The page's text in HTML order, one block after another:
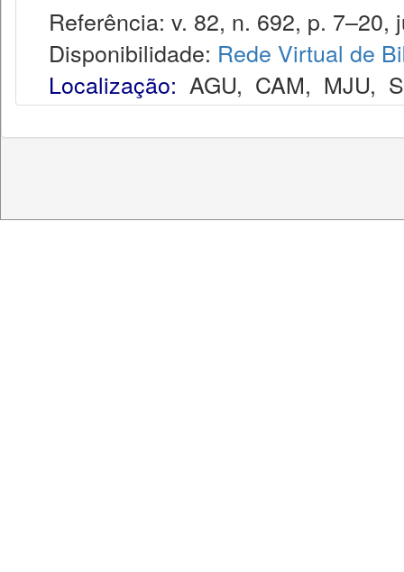
Referência: v. 82, n. 692, p. 7–20,
Disponibilidade: Rede Virtual de
Localização: AGU, CAM, MJU,